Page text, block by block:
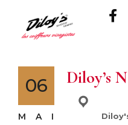
06
MAI
Diloy’s